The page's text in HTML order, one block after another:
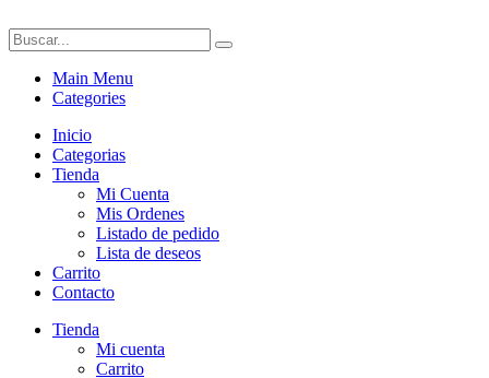
Main Menu
Categories
Inicio
Categorias
Tienda
Mi Cuenta
Mis Ordenes
Listado de pedido
Lista de deseos
Carrito
Contacto
Tienda
Mi cuenta
Carrito